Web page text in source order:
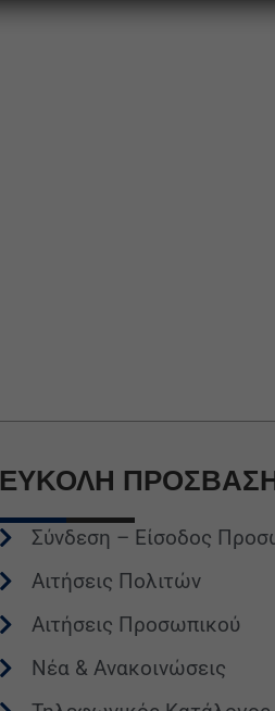
ΕΥΚΟΛΗ
Σύνδεση – Είσοδος
Αιτήσεις Πολιτών
Αιτήσεις Προσωπικού
Νέα & Ανακοινώσεις